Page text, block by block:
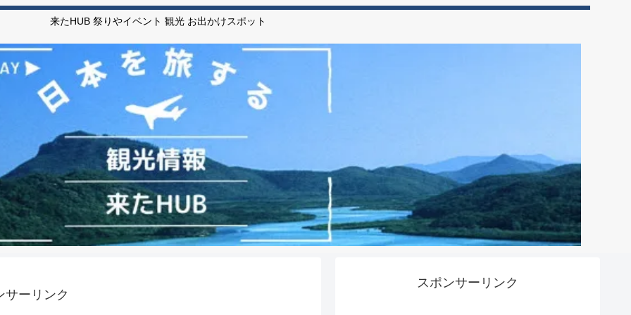
来たHUB 祭りやイベント 観光 お出かけスポット
サーリンク
スポンサーリンク